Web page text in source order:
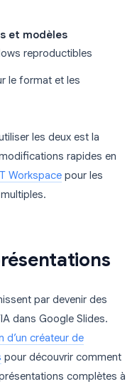
et modèles
reproductibles
le format et les
les deux est la
rapides en
Workspace pour les
par devenir des
dans Google Slides.
d’un créateur de
pour découvrir comment
complètes à